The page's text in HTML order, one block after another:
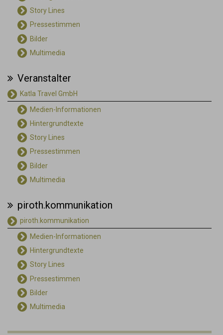
Story Lines
Pressestimmen
Bilder
Multimedia
Veranstalter
Katla Travel GmbH
Medien-Informationen
Hintergrundtexte
Story Lines
Pressestimmen
Bilder
Multimedia
piroth.kommunikation
piroth.kommunikation
Medien-Informationen
Hintergrundtexte
Story Lines
Pressestimmen
Bilder
Multimedia